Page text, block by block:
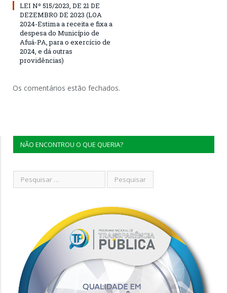
LEI Nº 515/2023, DE 21 DE
DEZEMBRO DE 2023 (LOA
2024-Estima a receita e fixa a
despesa do Município de
Afuá-PA, para o exercício de
2024, e dá outras
providências)
Os comentários estão fechados.
NÃO ENCONTROU O QUE QUERIA?